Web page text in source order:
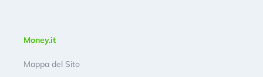
Money.it
Mappa del Sito